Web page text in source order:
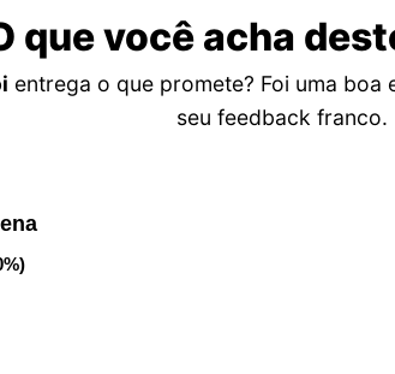
que você acha
entrega o que promete? Foi uma
seu feedback franco.